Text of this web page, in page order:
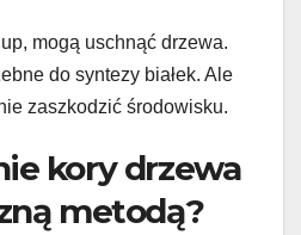
mogą uschnąć drzewa.
do syntezy białek. Ale
zaszkodzić środowisku.
kory drzewa
metodą?